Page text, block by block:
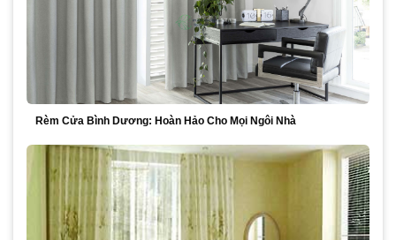
Rèm Cửa Bình Dương: Hoàn Hảo Cho Mọi Ngôi Nhà